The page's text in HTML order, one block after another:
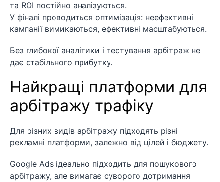
та ROI постійно аналізуються.
У фіналі проводиться оптимізація: неефективні
кампанії вимикаються, ефективні масштабуються.
Без глибокої аналітики і тестування арбітраж не
дає стабільного прибутку.
Найкращі платформи для
арбітражу трафіку
Для різних видів арбітражу підходять різні
рекламні платформи, залежно від цілей і бюджету.
Google Ads ідеально підходить для пошукового
арбітражу, але вимагає суворого дотримання